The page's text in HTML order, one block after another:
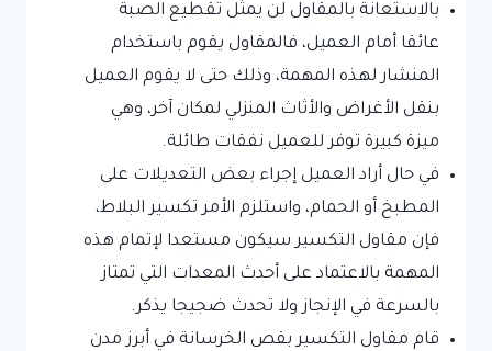
بالاستعانة بالمقاول لن يمثل تقطيع الصبة
عائقا أمام العميل، فالمقاول يقوم باستخدام
المنشار لهذه المهمة، وذلك حتى لا يقوم العميل
بنقل الأغراض والأثاث المنزلي لمكان آخر، وهي
ميزة كبيرة توفر للعميل نفقات طائلة.
في حال أراد العميل إجراء بعض التعديلات على
المطبخ أو الحمام، واستلزم الأمر تكسير البلاط،
فإن مقاول التكسير سيكون مستعدا لإتمام هذه
المهمة بالاعتماد على أحدث المعدات التي تمتاز
بالسرعة في الإنجاز ولا تحدث ضجيجا يذكر.
قام مقاول التكسير بقص الخرسانة في أبرز مدن